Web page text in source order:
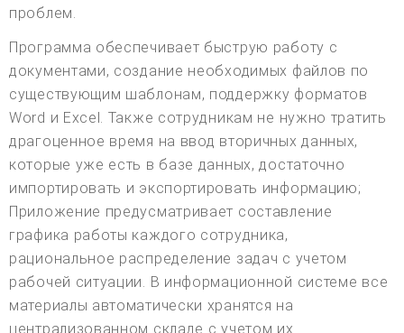
проблем.
Программа обеспечивает быструю работу с
документами, создание необходимых файлов по
существующим шаблонам, поддержку форматов
Word и Excel. Также сотрудникам не нужно тратить
драгоценное время на ввод вторичных данных,
которые уже есть в базе данных, достаточно
импортировать и экспортировать информацию;
Приложение предусматривает составление
графика работы каждого сотрудника,
рациональное распределение задач с учетом
рабочей ситуации. В информационной системе все
материалы автоматически хранятся на
централизованном складе с учетом их